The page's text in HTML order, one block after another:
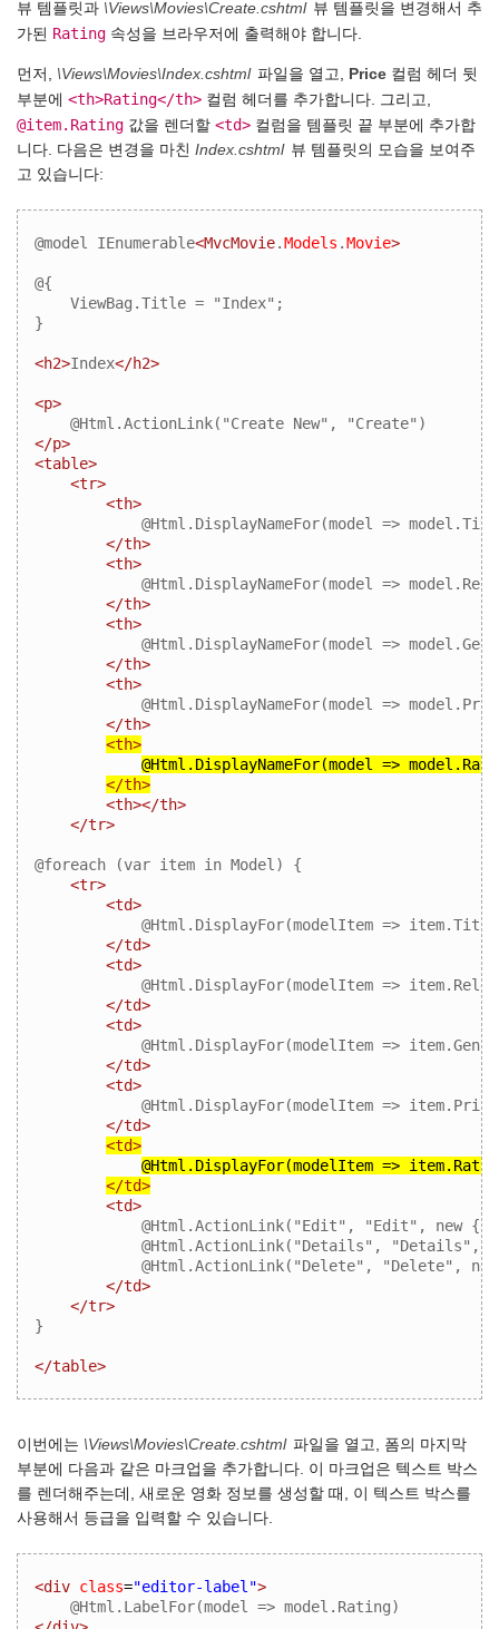
뷰 템플릿과 \Views\Movies\Create.cshtml 뷰 템플릿을 변경해서 추
가된 Rating 속성을 브라우저에 출력해야 합니다.
먼저, \Views\Movies\Index.cshtml 파일을 열고, Price 컬럼 헤더 뒷
부분에 <th>Rating</th> 컬럼 헤더를 추가합니다. 그리고,
@item.Rating 값을 렌더할 <td> 컬럼을 템플릿 끝 부분에 추가합
니다. 다음은 변경을 마친 Index.cshtml 뷰 템플릿의 모습을 보여주
고 있습니다:
@model IEnumerable<MvcMovie.Models .Movie>
@{
    ViewBag.Title = "Index";
}
<h2>Index</h2>
<p>
</p>
<table>
<tr>
<th>
@Html.DisplayNameFor(model =>
</th>
<th>
@Html.DisplayNameFor(model =>
</th>
<th>
@Html.DisplayNameFor(model =>
</th>
<th>
@Html.DisplayNameFor(model =>
</th>
<th>
@Html.DisplayNameFor(model =>
</th>
<th></th>
</tr>
@foreach (var item in Model) {
<tr>
<td>
@Html.DisplayFor(modelItem =>
</td>
<td>
@Html.DisplayFor(modelItem =>
</td>
<td>
@Html.DisplayFor(modelItem =>
</td>
<td>
@Html.DisplayFor(modelItem =>
</td>
<td>
@Html.DisplayFor(modelItem =>
</td>
<td>
@Html.ActionLink("Edit", "Edit", new {
@Html.ActionLink("Details", "Details",
@Html.ActionLink("Delete", "Delete",
</td>
</tr>
}
</table>
이번에는 \Views\Movies\Create.cshtml 파일을 열고, 폼의 마지막
부분에 다음과 같은 마크업을 추가합니다. 이 마크업은 텍스트 박스
를 렌더해주는데, 새로운 영화 정보를 생성할 때, 이 텍스트 박스를
사용해서 등급을 입력할 수 있습니다.
<div class="editor-label">